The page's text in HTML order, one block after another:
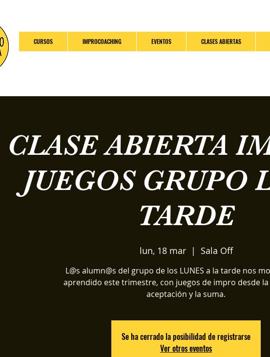
CURSOS IMPROCOACHING EVENTOS CLASES ABIERTAS
CLASE ABIERTA
JUEGOS GRUPO
TARDE
lun, 18 mar
  |
Sala Off
L@s alumn@s del grupo de los LUNES a la tarde nos
aprendido este trimestre, con juegos de impro desde la
aceptación y la suma.
Se ha cerrado la posibilidad de registrarse
Ver otros eventos